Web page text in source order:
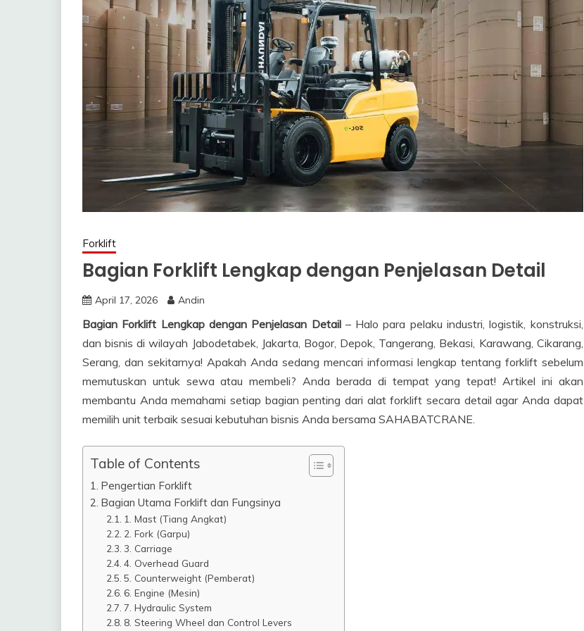
Forklift
Bagian Forklift Lengkap dengan Penjelasan Detail
April 17, 2026 Andin
Bagian Forklift Lengkap dengan Penjelasan Detail– Halo para pelaku industri, logistik, konstruksi,
dan bisnis di wilayah Jabodetabek, Jakarta, Bogor, Depok, Tangerang, Bekasi, Karawang, Cikarang,
Serang, dan sekitarnya! Apakah Anda sedang mencari informasi lengkap tentang forklift sebelum
memutuskan untuk sewa atau membeli? Anda berada di tempat yang tepat! Artikel ini akan
membantu Anda memahami setiap bagian penting dari alat forklift secara detail agar Anda dapat
memilih unit terbaik sesuai kebutuhan bisnis Anda bersama SAHABATCRANE.
Table of Contents
Pengertian Forklift
Bagian Utama Forklift dan Fungsinya
1. Mast (Tiang Angkat)
2. Fork (Garpu)
3. Carriage
4. Overhead Guard
5. Counterweight (Pemberat)
6. Engine (Mesin)
7. Hydraulic System
8. Steering Wheel dan Control Levers